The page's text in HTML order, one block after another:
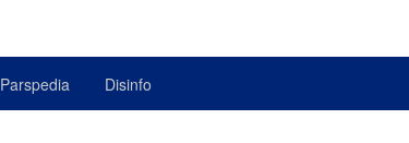
Parspedia Disinfo